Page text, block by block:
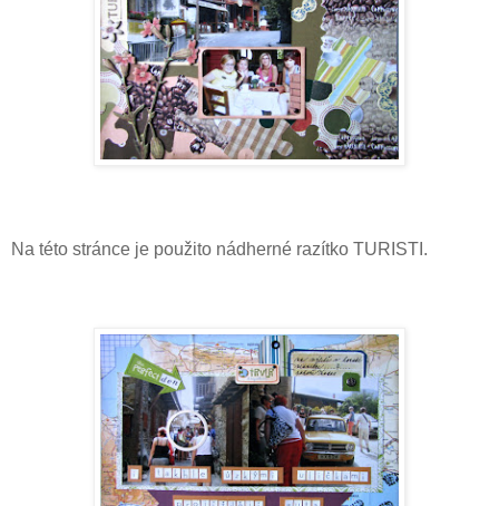
Na této stránce je použito nádherné razítko TURISTI.